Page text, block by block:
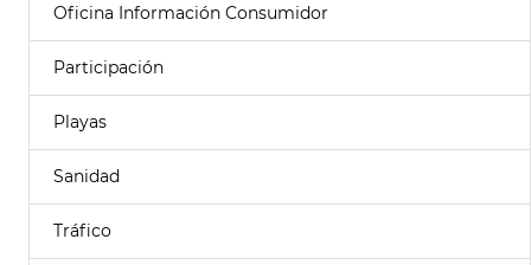
Oficina Información Consumidor
Participación
Playas
Sanidad
Tráfico